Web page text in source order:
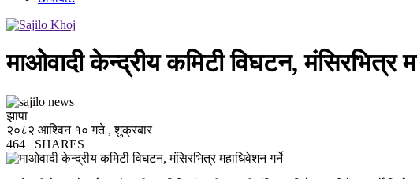
माओवादी केन्द्रीय कमिटी विघटन, मंसिरभित्र
झापा
२०८२ आश्विन १० गते , शुक्रबार
464
SHARES